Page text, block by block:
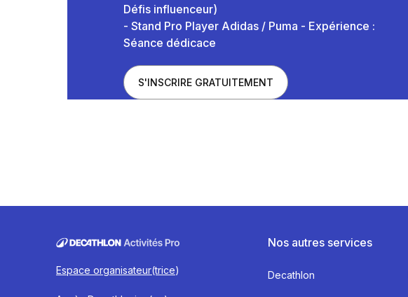
Défis influenceur)
- Stand Pro Player Adidas / Puma - Expérience :
Séance dédicace
S'INSCRIRE GRATUITEMENT
Espace organisateur(trice)
Nos autres services
Decathlon